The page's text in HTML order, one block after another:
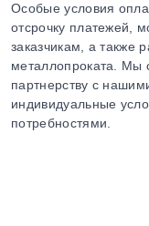
Особые условия
отсрочку платежей,
заказчикам, а также
металлопроката. Мы
партнерству с
индивидуальные
потребностями.